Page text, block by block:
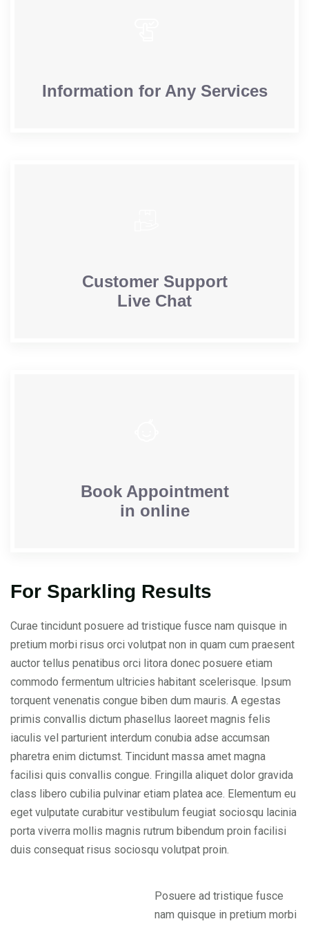
Information for Any Services
Customer Support
Live Chat
Book Appointment
in online
For Sparkling Results
Curae tincidunt posuere ad tristique fusce nam quisque in
pretium morbi risus orci volutpat non in quam cum praesent
auctor tellus penatibus orci litora donec posuere etiam
commodo fermentum ultricies habitant scelerisque. Ipsum
torquent venenatis congue biben dum mauris. A egestas
primis convallis dictum phasellus laoreet magnis felis
iaculis vel parturient interdum conubia adse accumsan
pharetra enim dictumst. Tincidunt massa amet magna
facilisi quis convallis congue. Fringilla aliquet dolor gravida
class libero cubilia pulvinar etiam platea ace. Elementum eu
eget vulputate curabitur vestibulum feugiat sociosqu lacinia
porta viverra mollis magnis rutrum bibendum proin facilisi
duis consequat risus sociosqu volutpat proin.
Posuere ad tristique fusce
nam quisque in pretium morbi